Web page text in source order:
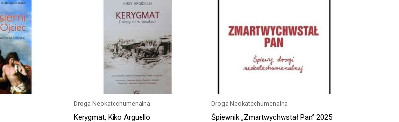
Droga Neokatechumenalna
Kerygmat, Kiko Arguello
Droga Neokatechumenalna
Śpiewnik „Zmartwychwstał Pan” 2025